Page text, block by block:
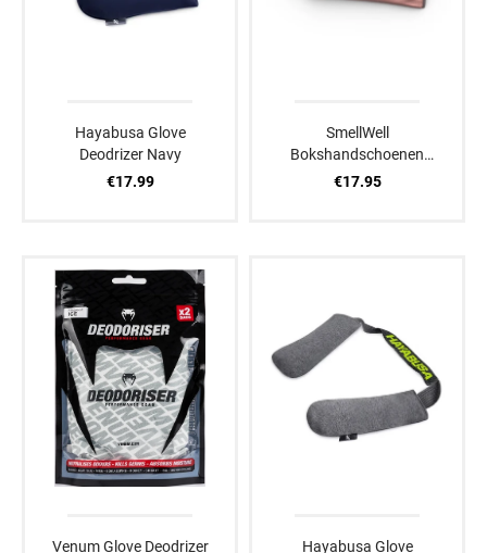
Hayabusa Glove
Deodrizer Navy
€17.99
SmellWell
Bokshandschoenen
Verfrissers Active XL
€17.95
Venum Glove Deodrizer Hayabusa Glove